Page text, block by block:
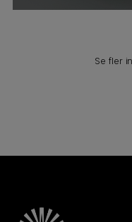
Se fler